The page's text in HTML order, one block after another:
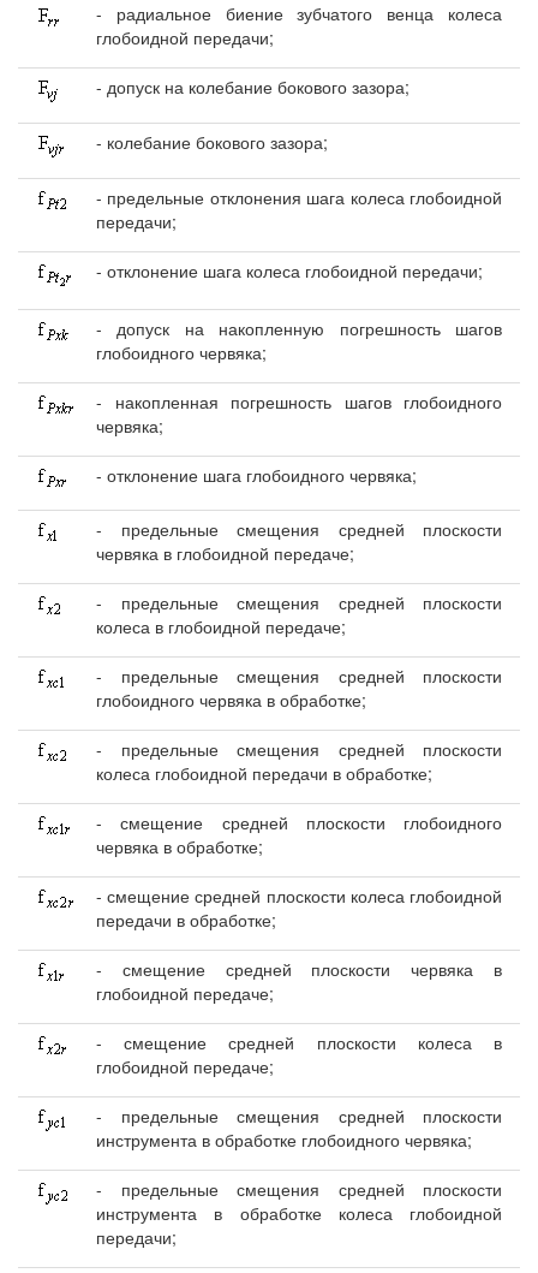
- радиальное биение зубчатого венца колеса
глобоидной передачи;
- допуск на колебание бокового зазора;
- колебание бокового зазора;
- предельные отклонения шага колеса глобоидной
передачи;
- отклонение шага колеса глобоидной передачи;
- допуск на накопленную погрешность шагов
глобоидного червяка;
- накопленная погрешность шагов глобоидного
червяка;
- отклонение шага глобоидного червяка;
- предельные смещения средней плоскости
червяка в глобоидной передаче;
- предельные смещения средней плоскости
колеса в глобоидной передаче;
- предельные смещения средней плоскости
глобоидного червяка в обработке;
- предельные смещения средней плоскости
колеса глобоидной передачи в обработке;
- смещение средней плоскости глобоидного
червяка в обработке;
- смещение средней плоскости колеса глобоидной
передачи в обработке;
- смещение средней плоскости червяка в
глобоидной передаче;
- смещение средней плоскости колеса в
глобоидной передаче;
- предельные смещения средней плоскости
инструмента в обработке глобоидного червяка;
- предельные смещения средней плоскости
инструмента в обработке колеса глобоидной
передачи;